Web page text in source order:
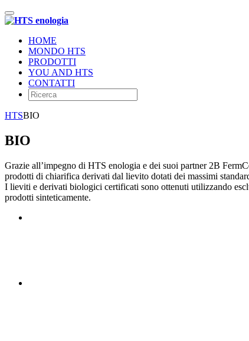
Toggle
navigation
HOME
MONDO HTS
PRODOTTI
YOU AND HTS
CONTATTI
HTSBIO
BIO
Grazie all’impegno di HTS enologia e dei suoi partner 2B
prodotti di chiarifica derivati dal lievito dotati dei massimi
I lieviti e derivati biologici certificati sono ottenuti utilizzando
prodotti sinteticamente.